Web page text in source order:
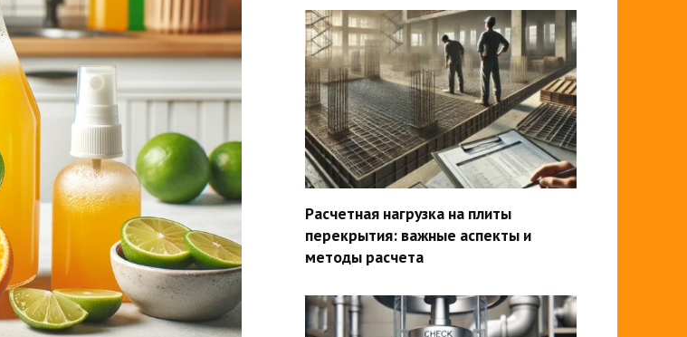
Расчетная нагрузка на плиты
перекрытия: важные аспекты и
методы расчета